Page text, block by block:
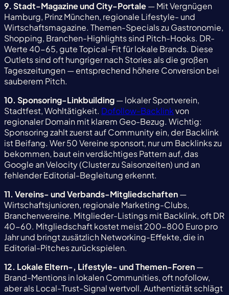
9. Stadt-Magazine und City-Portale— Mit Vergnügen
Hamburg, Prinz München, regionale Lifestyle- und
Wirtschaftsmagazine. Themen-Specials zu Gastronomie,
Shopping, Branchen-Highlights sind Pitch-Hooks. DR-
Werte 40-65, gute Topical-Fit für lokale Brands. Diese
Outlets sind oft hungriger nach Stories als die großen
Tageszeitungen — entsprechend höhere Conversion bei
sauberem Pitch.
10. Sponsoring-Linkbuilding— lokaler Sportverein,
Stadtfest, Wohltätigkeit. Dofollow-Backlinkvon
regionaler Domain mit klarem Geo-Bezug. Wichtig:
Sponsoring zahlt zuerst auf Community ein, der Backlink
ist Beifang. Wer 50 Vereine sponsort, nur um Backlinks zu
bekommen, baut ein verdächtiges Pattern auf, das
Google an Velocity (Cluster zu Saisonzeiten) und an
fehlender Editorial-Begleitung erkennt.
11. Vereins- und Verbands-Mitgliedschaften—
Wirtschaftsjunioren, regionale Marketing-Clubs,
Branchenvereine. Mitglieder-Listings mit Backlink, oft DR
40-60. Mitgliedschaft kostet meist 200-800 Euro pro
Jahr und bringt zusätzlich Networking-Effekte, die in
Editorial-Pitches zurückspielen.
12. Lokale Eltern-, Lifestyle- und Themen-Foren—
Brand-Mentions in lokalen Communities, oft nofollow,
aber als Local-Trust-Signal wertvoll. Authentizität schlägt